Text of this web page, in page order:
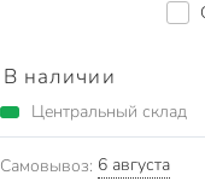
В наличии
Центральный склад
Самовывоз: 6 августа